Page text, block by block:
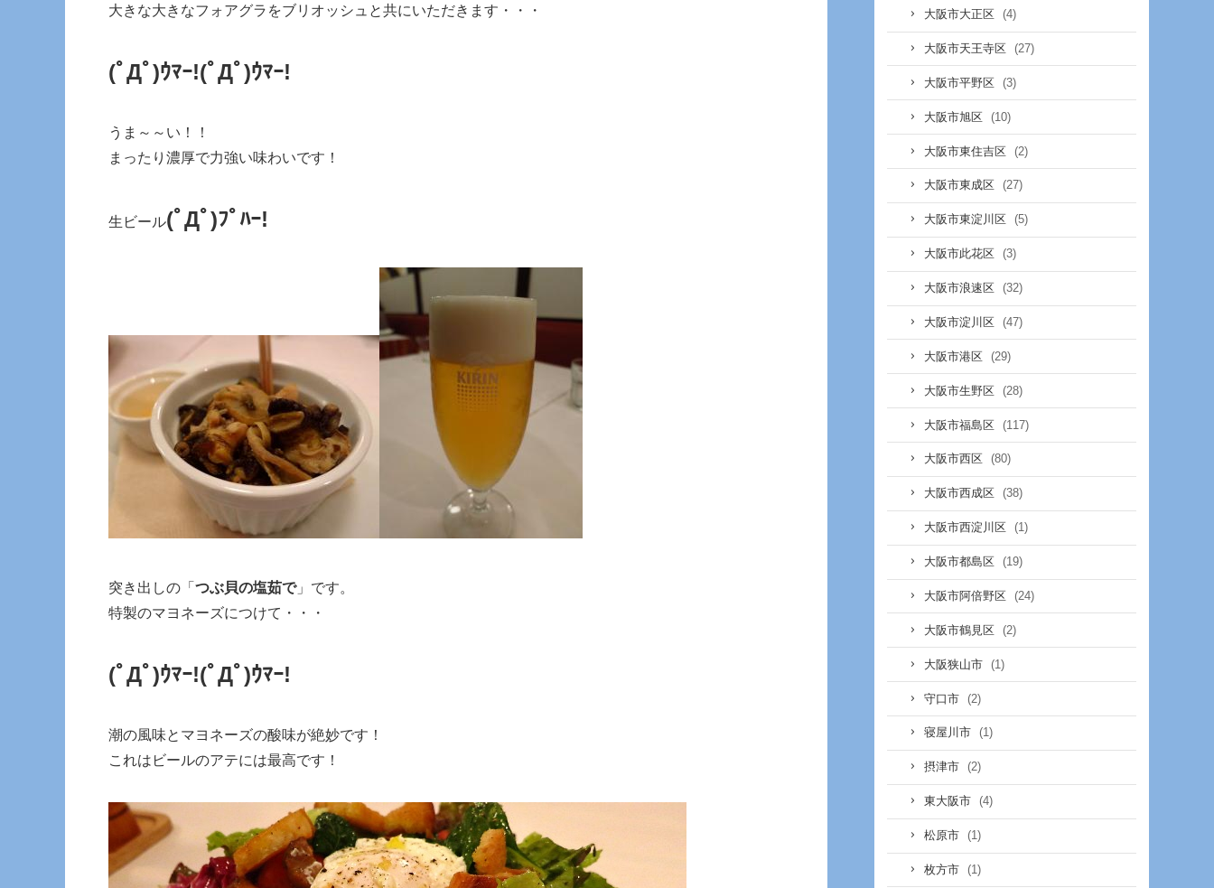
大きな大きなフォアグラをブリオッシュと共にいただきます・・・
(ﾟДﾟ)ｳﾏｰ!(ﾟДﾟ)ｳﾏｰ!
うま～～い！！
まったり濃厚で力強い味わいです！
生ビール(ﾟДﾟ)ﾌﾟﾊｰ!
突き出しの「 つぶ貝の塩茹で」です。
特製のマヨネーズにつけて・・・
(ﾟДﾟ)ｳﾏｰ!(ﾟДﾟ)ｳﾏｰ!
潮の風味とマヨネーズの酸味が絶妙です！
これはビールのアテには最高です！
大阪市大正区 (4)
大阪市天王寺区 (27)
大阪市平野区 (3)
大阪市旭区 (10)
大阪市東住吉区 (2)
大阪市東成区 (27)
大阪市東淀川区 (5)
大阪市此花区 (3)
大阪市浪速区 (32)
大阪市淀川区 (47)
大阪市港区 (29)
大阪市生野区 (28)
大阪市福島区 (117)
大阪市西区 (80)
大阪市西成区 (38)
大阪市西淀川区 (1)
大阪市都島区 (19)
大阪市阿倍野区 (24)
大阪市鶴見区 (2)
大阪狭山市 (1)
守口市 (2)
寝屋川市 (1)
摂津市 (2)
東大阪市 (4)
松原市 (1)
枚方市 (1)